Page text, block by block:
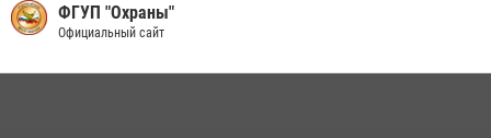
ФГУП "Охраны"
Официальный сайт